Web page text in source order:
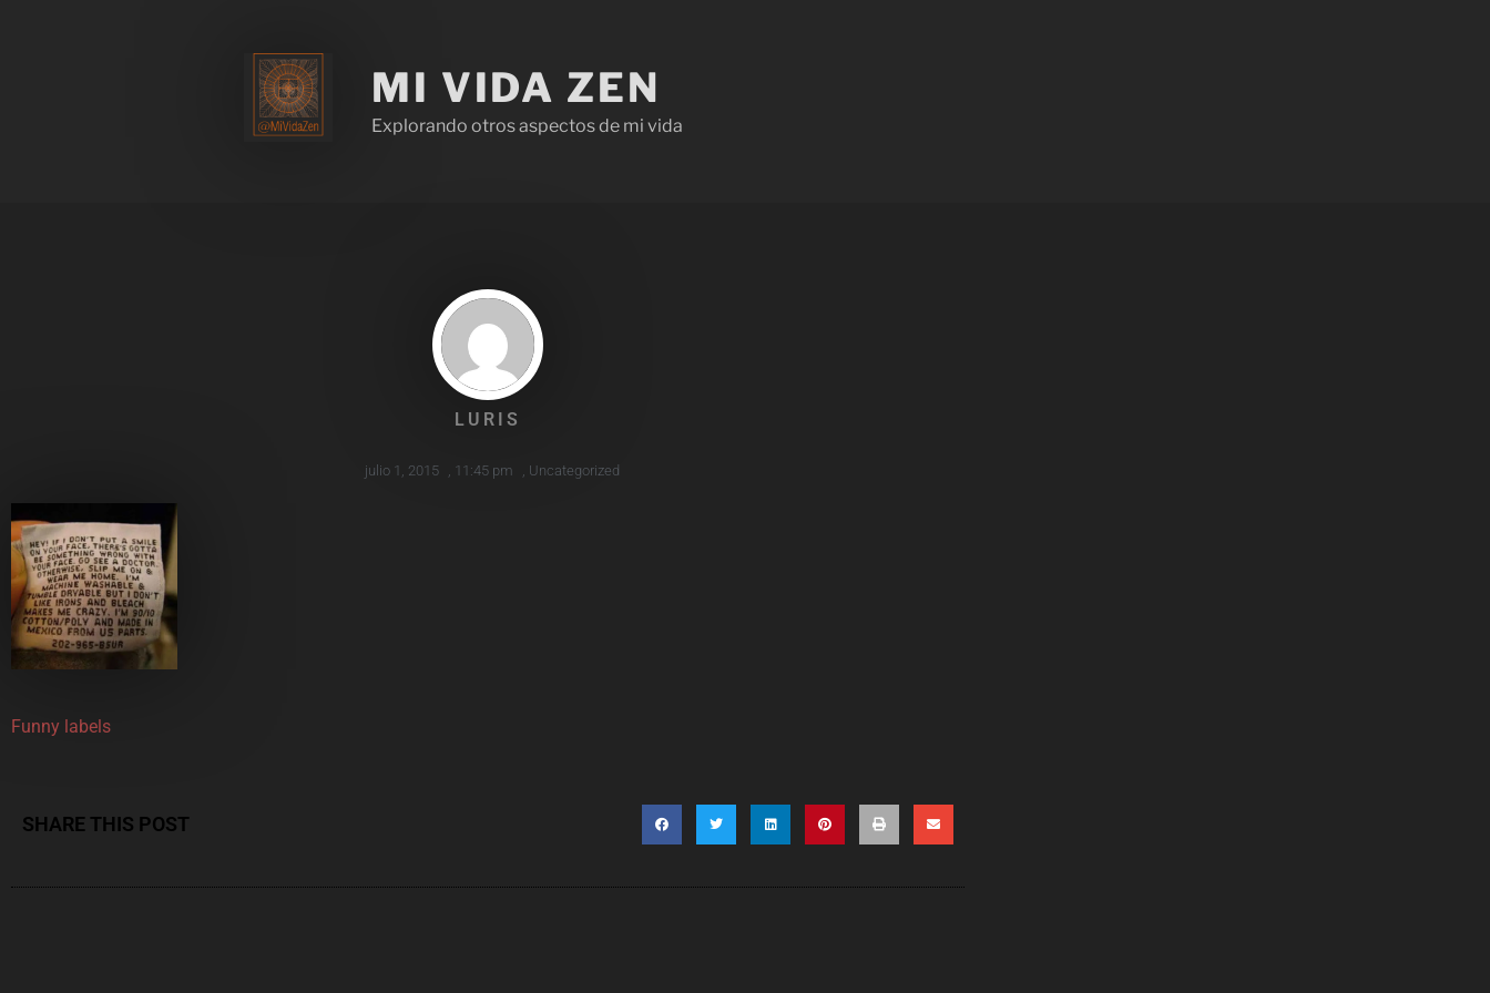
MI VIDA ZEN
Explorando otros aspectos de mi vida
LURIS
julio 1, 2015 , 11:45 pm , Uncategorized
Funny labels
SHARE THIS POST